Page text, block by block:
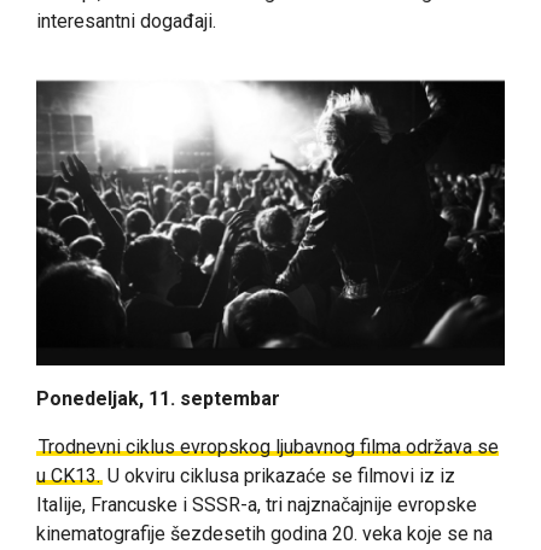
interesantni događaji.
Ponedeljak, 11. septembar
Trodnevni ciklus evropskog ljubavnog filma održava se
u CK13. U okviru ciklusa prikazaće se filmovi iz iz
Italije, Francuske i SSSR-a, tri najznačajnije evropske
kinematografije šezdesetih godina 20. veka koje se na